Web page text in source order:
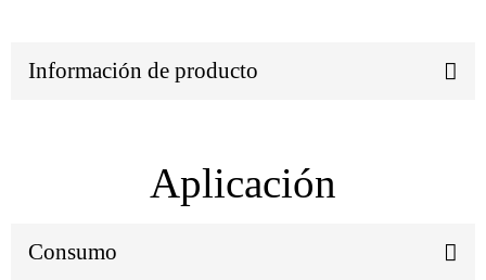
Información de producto
Aplicación
Consumo